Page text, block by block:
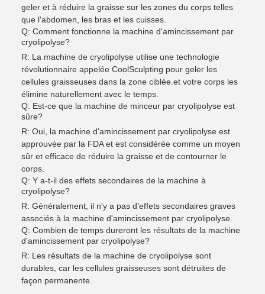
geler et à réduire la graisse sur les zones du corps telles
que l'abdomen, les bras et les cuisses.
Q: Comment fonctionne la machine d'amincissement par
cryolipolyse?
R: La machine de cryolipolyse utilise une technologie
révolutionnaire appelée CoolSculpting pour geler les
cellules graisseuses dans la zone ciblée.et votre corps les
élimine naturellement avec le temps.
Q: Est-ce que la machine de minceur par cryolipolyse est
sûre?
R: Oui, la machine d'amincissement par cryolipolyse est
approuvée par la FDA et est considérée comme un moyen
sûr et efficace de réduire la graisse et de contourner le
corps.
Q: Y a-t-il des effets secondaires de la machine à
cryolipolyse?
R: Généralement, il n'y a pas d'effets secondaires graves
associés à la machine d'amincissement par cryolipolyse.
Q: Combien de temps dureront les résultats de la machine
d'amincissement par cryolipolyse?
R: Les résultats de la machine de cryolipolyse sont
durables, car les cellules graisseuses sont détruites de
façon permanente.